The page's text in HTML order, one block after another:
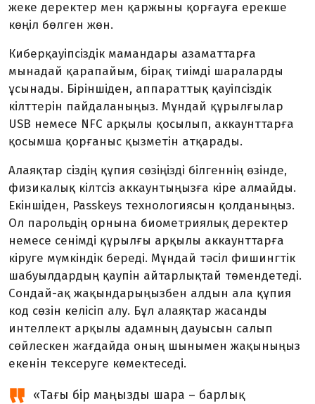
жеке деректер мен қаржыны қорғауға ерекше
көңіл бөлген жөн.
Киберқауіпсіздік мамандары азаматтарға
мынадай қарапайым, бірақ тиімді шараларды
ұсынады. Біріншіден, аппараттық қауіпсіздік
кілттерін пайдаланыңыз. Мұндай құрылғылар
USB немесе NFC арқылы қосылып, аккаунттарға
қосымша қорғаныс қызметін атқарады.
Алаяқтар сіздің құпия сөзіңізді білгеннің өзінде,
физикалық кілтсіз аккаунтыңызға кіре алмайды.
Екіншіден, Passkeys технологиясын қолданыңыз.
Ол парольдің орнына биометриялық деректер
немесе сенімді құрылғы арқылы аккаунттарға
кіруге мүмкіндік береді. Мұндай тәсіл фишингтік
шабуылдардың қаупін айтарлықтай төмендетеді.
Сондай-ақ жақындарыңызбен алдын ала құпия
код сөзін келісіп алу. Бұл алаяқтар жасанды
интеллект арқылы адамның дауысын салып
сөйлескен жағдайда оның шынымен жақыныңыз
екенін тексеруге көмектеседі.
«Тағы бір маңызды шара – барлық